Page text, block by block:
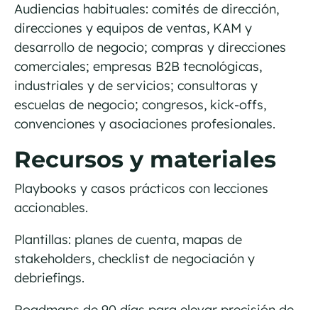
Audiencias habituales: comités de dirección,
direcciones y equipos de ventas, KAM y
desarrollo de negocio; compras y direcciones
comerciales; empresas B2B tecnológicas,
industriales y de servicios; consultoras y
escuelas de negocio; congresos, kick-offs,
convenciones y asociaciones profesionales.
Recursos y materiales
Playbooks y casos prácticos con lecciones
accionables.
Plantillas: planes de cuenta, mapas de
stakeholders, checklist de negociación y
debriefings.